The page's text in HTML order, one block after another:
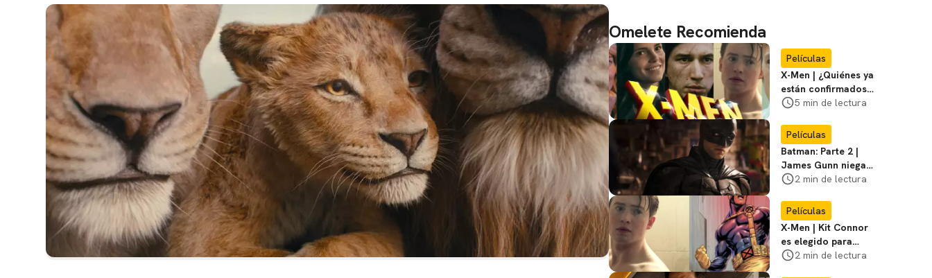
Omelete Recomienda
Películas
X-Men | ¿Quiénes ya
están confirmados
en la película de
favoritos
5 min de lectura
Películas
Batman: Parte 2 |
James Gunn niega
que se filme la parte
2 min de lectura
Películas
X-Men | Kit Connor
es elegido para
interpretar a
2 min de lectura